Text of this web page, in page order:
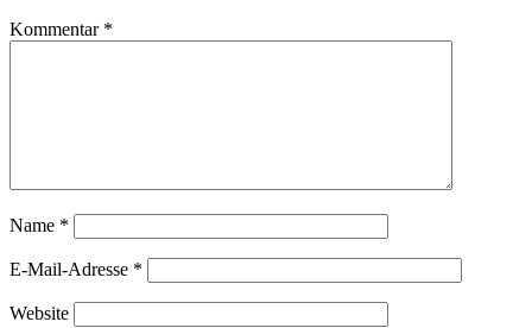
Kommentar *
Name *
E-Mail-Adresse *
Website